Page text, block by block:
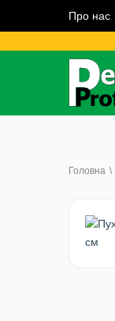
Про нас
Головна \